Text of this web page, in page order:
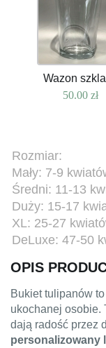
Wazon
50.00 zł
Rozmiar:
Mały: 7-9
Średni: 11-13
Duży: 15-17
XL: 25-27
DeLuxe: 47-50
OPIS
Bukiet tulipanów
ukochanej osobie.
dają radość przez
personalizowany